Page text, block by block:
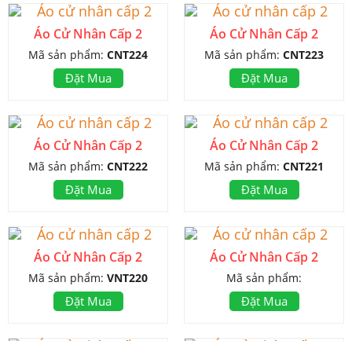
Áo Cử Nhân Cấp 2
Mã sản phẩm: CNT224
Đặt Mua
Áo Cử Nhân Cấp 2
Mã sản phẩm: CNT223
Đặt Mua
Áo Cử Nhân Cấp 2
Mã sản phẩm: CNT222
Đặt Mua
Áo Cử Nhân Cấp 2
Mã sản phẩm: CNT221
Đặt Mua
Áo Cử Nhân Cấp 2
Mã sản phẩm: VNT220
Đặt Mua
Áo Cử Nhân Cấp 2
Mã sản phẩm:
Đặt Mua